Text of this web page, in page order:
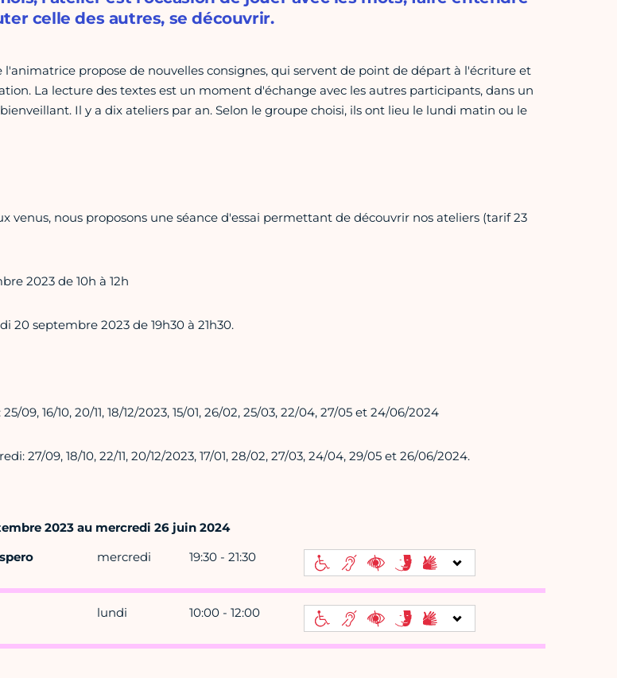
celle des autres, se découvrir.
l'animatrice propose de nouvelles consignes, qui servent de point de départ à l'écriture et
La lecture des textes est un moment d'échange avec les autres participants, dans un
Il y a dix ateliers par an. Selon le groupe choisi, ils ont lieu le lundi matin ou le
venus, nous proposons une séance d'essai permettant de découvrir nos ateliers (tarif 23
2023 de 10h à 12h
20 septembre 2023 de 19h30 à 21h30.
09, 16/10, 20/11, 18/12/2023, 15/01, 26/02, 25/03, 22/04, 27/05 et 24/06/2024
27/09, 18/10, 22/11, 20/12/2023, 17/01, 28/02, 27/03, 24/04, 29/05 et 26/06/2024.
2023 au mercredi 26 juin 2024
mercredi 19:30 - 21:30
lundi 10:00 - 12:00